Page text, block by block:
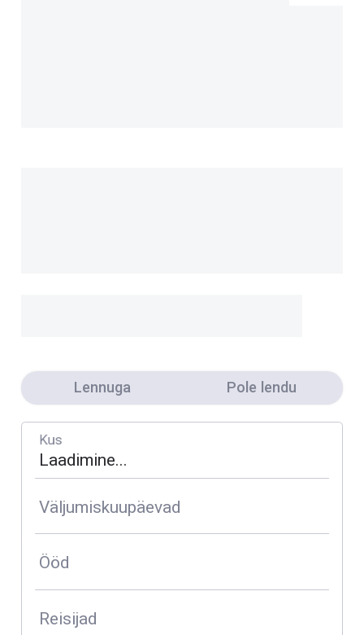
Lennuga Pole lendu
Kus
Väljumiskuupäevad
Ööd
Reisijad